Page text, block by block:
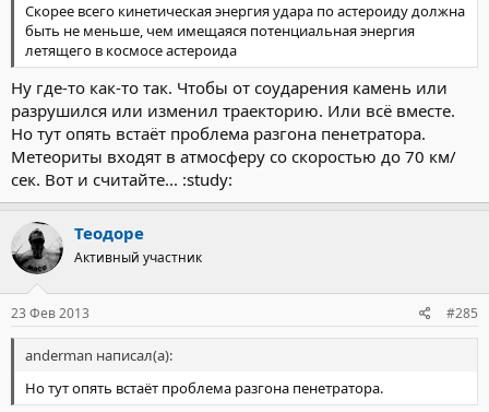
Скорее всего кинетическая энергия удара по астероиду должна
быть не меньше, чем имещаяся потенциальная энергия
летящего в космосе астероида
Ну где-то как-то так. Чтобы от соударения камень или
разрушился или изменил траекторию. Или всё вместе.
Но тут опять встаёт проблема разгона пенетратора.
Метеориты входят в атмосферу со скоростью до 70 км/
сек. Вот и считайте... :study:
Теодоре
Активный участник
23 Фев 2013 #285
anderman написал(а):
Но тут опять встаёт проблема разгона пенетратора.